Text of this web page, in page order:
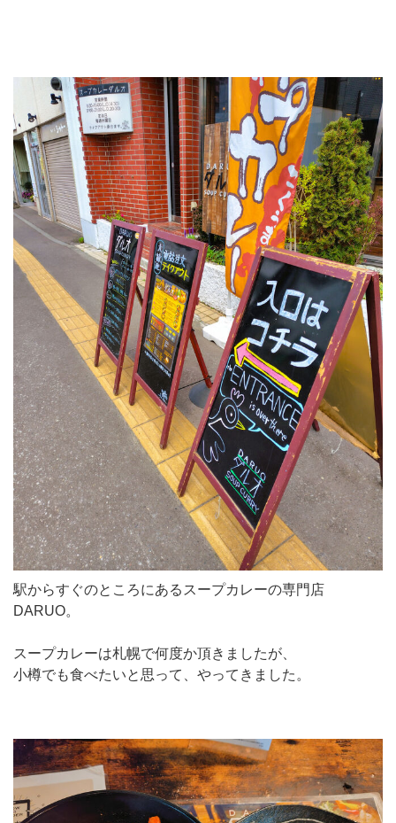
駅からすぐのところにあるスープカレーの専門店
DARUO。
スープカレーは札幌で何度か頂きましたが、
小樽でも食べたいと思って、やってきました。